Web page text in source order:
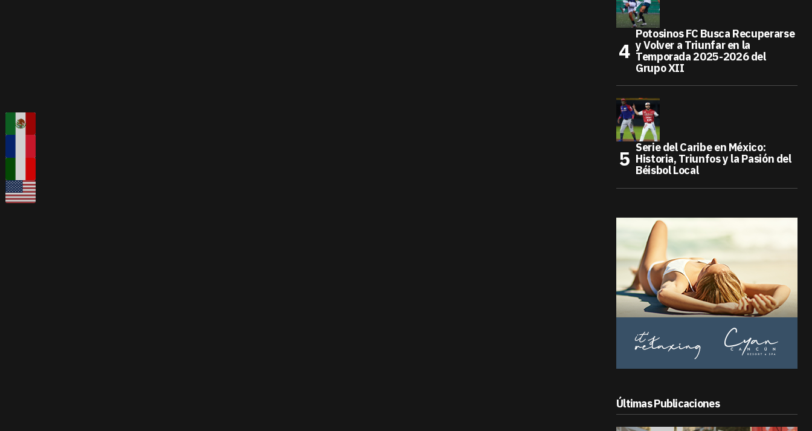
Potosinos FC Busca Recuperarse
y Volver a Triunfar en la
Temporada 2025-2026 del
Grupo XII
Serie del Caribe en México:
Historia, Triunfos y la Pasión del
Béisbol Local
Últimas Publicaciones